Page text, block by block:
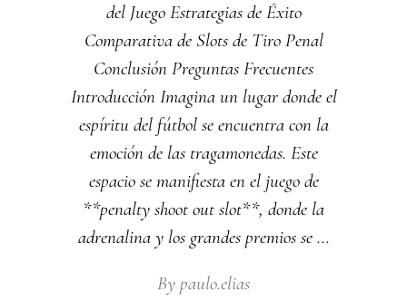
del Juego Estrategias de Éxito
Comparativa de Slots de Tiro Penal
Conclusión Preguntas Frecuentes
Introducción Imagina un lugar donde el
espíritu del fútbol se encuentra con la
emoción de las tragamonedas. Este
espacio se manifiesta en el juego de
**penalty shoot out slot**, donde la
adrenalina y los grandes premios se
By paulo.elias